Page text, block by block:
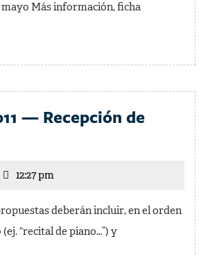
mayo Más información, ficha
— Recepción de
12:27 pm
deberán incluir, en el orden
“recital de piano…”) y